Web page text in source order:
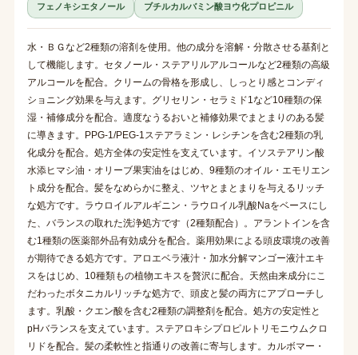
フェノキシエタノール ブチルカルバミン酸ヨウ化プロピニル
水・ＢＧなど2種類の溶剤を使用。他の成分を溶解・分散させる基剤と
して機能します。セタノール・ステアリルアルコールなど2種類の高級
アルコールを配合。クリームの骨格を形成し、しっとり感とコンディ
ショニング効果を与えます。グリセリン・セラミド1など10種類の保
湿・補修成分を配合。適度なうるおいと補修効果でまとまりのある髪
に導きます。PPG-1/PEG-1ステアラミン・レシチンを含む2種類の乳
化成分を配合。処方全体の安定性を支えています。イソステアリン酸
水添ヒマシ油・オリーブ果実油をはじめ、9種類のオイル・エモリエン
ト成分を配合。髪をなめらかに整え、ツヤとまとまりを与えるリッチ
な処方です。ラウロイルアルギニン・ラウロイル乳酸Naをベースにし
た、バランスの取れた洗浄処方です（2種類配合）。アラントインを含
む1種類の医薬部外品有効成分を配合。薬用効果による頭皮環境の改善
が期待できる処方です。アロエベラ液汁・加水分解マンゴー液汁エキ
スをはじめ、10種類もの植物エキスを贅沢に配合。天然由来成分にこ
だわったボタニカルリッチな処方で、頭皮と髪の両方にアプローチし
ます。乳酸・クエン酸を含む2種類の調整剤を配合。処方の安定性と
pHバランスを支えています。ステアロキシプロピルトリモニウムクロ
リドを配合。髪の柔軟性と指通りの改善に寄与します。カルボマー・